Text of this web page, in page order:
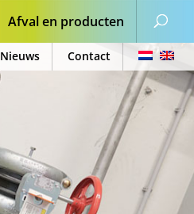
Nieuws Contact
Afval en producten